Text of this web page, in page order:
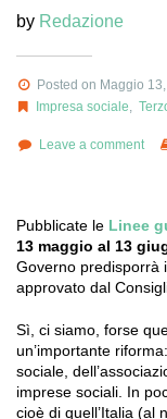
by Redazione
Posted on Maggio
Impresa sociale
Leave a comment
Pubblicate le Linee
13 maggio al 13
Governo predisporrà
approvato dal
Sì, ci siamo, forse
un’importante
sociale,
imprese sociali. In
cioè di quell’Italia (al